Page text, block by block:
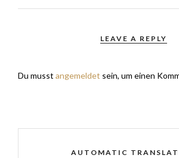
LEAVE A REPLY
Du musst angemeldet sein, um einen
AUTOMATIC